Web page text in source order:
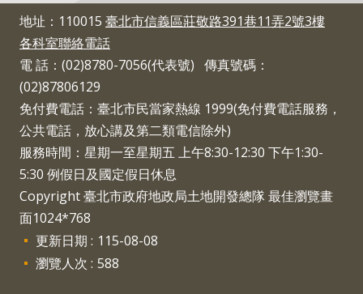
分
割
圖
籍
成
果
供
應
檔
案
應
用
政
地址：110015 臺北市信義區莊敬路391巷11弄2號3樓
各科室聯絡電話
電 話：(02)8780-7056(代表號) 傳真號碼：
(02)87806129
免付費電話：臺北市民當家熱線 1999(免付費電話服務，
公共電話，放心講及第二類電信除外)
服務時間：星期一至星期五 上午8:30-12:30 下午1:30-
5:30 例假日及國定假日休息
Copyright 臺北市政府地政局土地開發總隊 最佳瀏覽畫
面1024*768
更新日期
115-08-08
瀏覽人次 588